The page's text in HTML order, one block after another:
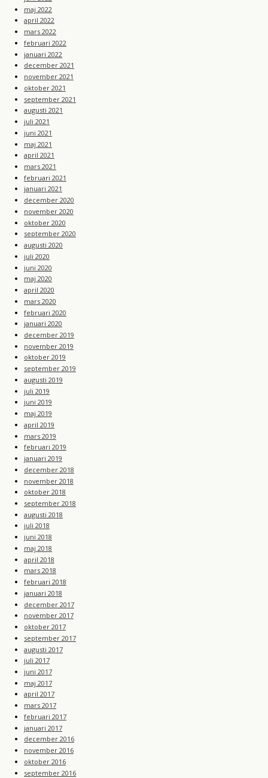
maj 2022
april 2022
mars 2022
februari 2022
januari 2022
december 2021
november 2021
oktober 2021
september 2021
augusti 2021
juli 2021
juni 2021
maj 2021
april 2021
mars 2021
februari 2021
januari 2021
december 2020
november 2020
oktober 2020
september 2020
augusti 2020
juli 2020
juni 2020
maj 2020
april 2020
mars 2020
februari 2020
januari 2020
december 2019
november 2019
oktober 2019
september 2019
augusti 2019
juli 2019
juni 2019
maj 2019
april 2019
mars 2019
februari 2019
januari 2019
december 2018
november 2018
oktober 2018
september 2018
augusti 2018
juli 2018
juni 2018
maj 2018
april 2018
mars 2018
februari 2018
januari 2018
december 2017
november 2017
oktober 2017
september 2017
augusti 2017
juli 2017
juni 2017
maj 2017
april 2017
mars 2017
februari 2017
januari 2017
december 2016
november 2016
oktober 2016
september 2016